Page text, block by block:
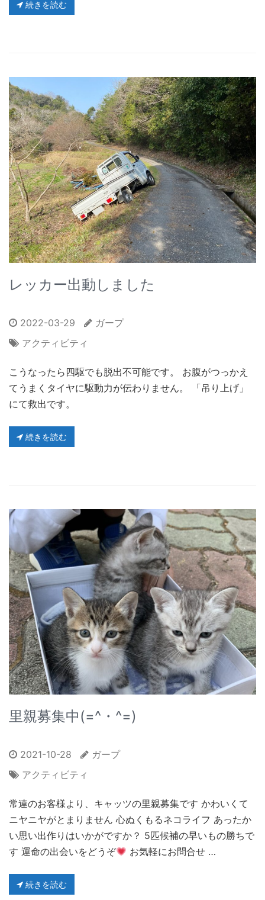
続きを読む
レッカー出動しました
2022-03-29
ガープ
アクティビティ
こうなったら四駆でも脱出不可能です。 お腹がつっかえ
てうまくタイヤに駆動力が伝わりません。 「吊り上げ」
にて救出です。
続きを読む
里親募集中(=^・^=)
2021-10-28
ガープ
アクティビティ
常連のお客様より、キャッツの里親募集です かわいくて
ニヤニヤがとまりません 心ぬくもるネコライフ あったか
い思い出作りはいかがですか？ 5匹候補の早いもの勝ちで
す 運命の出会いをどうぞ
お気軽にお問合せ …
続きを読む